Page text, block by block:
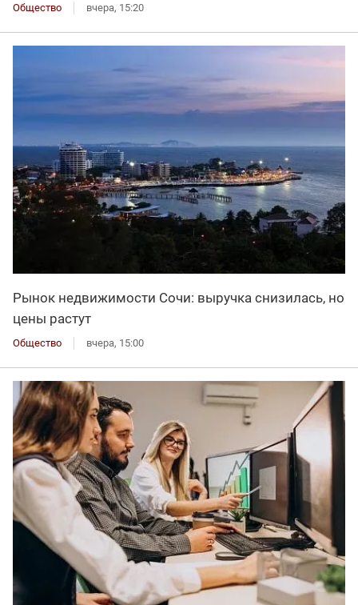
Общество вчера, 15:20
Рынок недвижимости Сочи: выручка снизилась, но
цены растут
Общество вчера, 15:00